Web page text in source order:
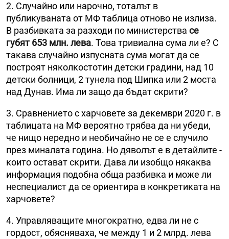
2. Случайно или нарочно, тоталът в
публикуваната от МФ таблица отново не излиза.
В разбивката за разходи по министерства се
губят 653 млн. лева. Това тривиална сума ли е? С
такава случайно изпусната сума могат да се
построят няколкостотин детски градини, над 10
детски болници, 2 тунела под Шипка или 2 моста
над Дунав. Има ли защо да бъдат скрити?
3. Сравнението с харчовете за декември 2020 г. в
таблицата на МФ вероятно трябва да ни убеди,
че нищо нередно и необичайно не се е случило
през миналата година. Но дяволът е в детайлите -
които остават скрити. Дава ли изобщо някаква
информация подобна обща разбивка и може ли
неспециалист да се ориентира в конкретиката на
харчовете?
4. Управляващите многократно, едва ли не с
гордост, обясняваха, че между 1 и 2 млрд. лева